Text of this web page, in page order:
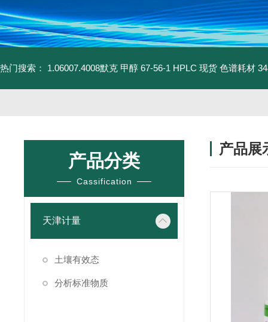
热门搜索： 1.06007.4008默克 甲醇 67-56-1 HPLC 现货 色谱耗材
产品分类
Cassification
天津计量
土壤有效态
分析标准物质
产品展